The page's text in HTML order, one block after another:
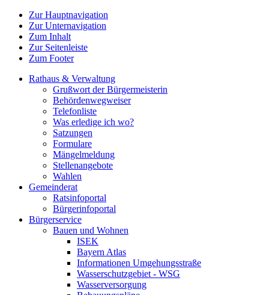
Zur Hauptnavigation
Zur Unternavigation
Zum Inhalt
Zur Seitenleiste
Zum Footer
Rathaus & Verwaltung
Grußwort der Bürgermeisterin
Behördenwegweiser
Telefonliste
Was erledige ich wo?
Satzungen
Formulare
Mängelmeldung
Stellenangebote
Wahlen
Gemeinderat
Ratsinfoportal
Bürgerinfoportal
Bürgerservice
Bauen und Wohnen
ISEK
Bayern Atlas
Informationen Umgehungsstraße
Wasserschutzgebiet - WSG
Wasserversorgung